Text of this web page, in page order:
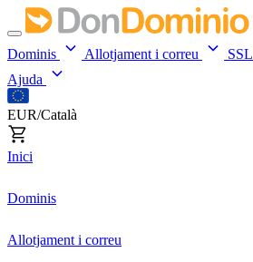
Dominis Allotjament i correu SSL
Ajuda
EUR/Català
Inici
Dominis
Allotjament i correu